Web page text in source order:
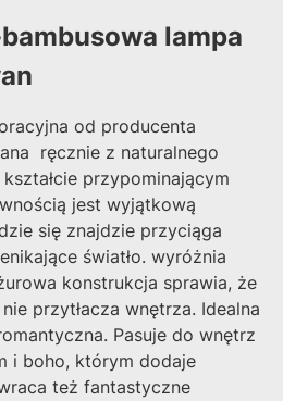
lampa
od producenta
ręcznie z naturalnego
przypominającym
jest wyjątkową
się znajdzie przyciąga
światło. wyróżnia
konstrukcja sprawia, że
przytłacza wnętrza. Idealna
Pasuje do wnętrz
i boho, którym dodaje
też fantastyczne